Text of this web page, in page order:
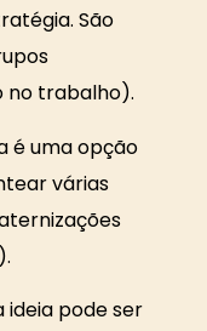
São
no trabalho).
é uma opção
várias
ideia pode ser